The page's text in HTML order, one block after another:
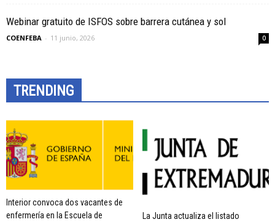
Webinar gratuito de ISFOS sobre barrera cutánea y sol
COENFEBA - 11 junio, 2026 0
TRENDING
Interior convoca dos vacantes de
enfermería en la Escuela de
La Junta actualiza el listado